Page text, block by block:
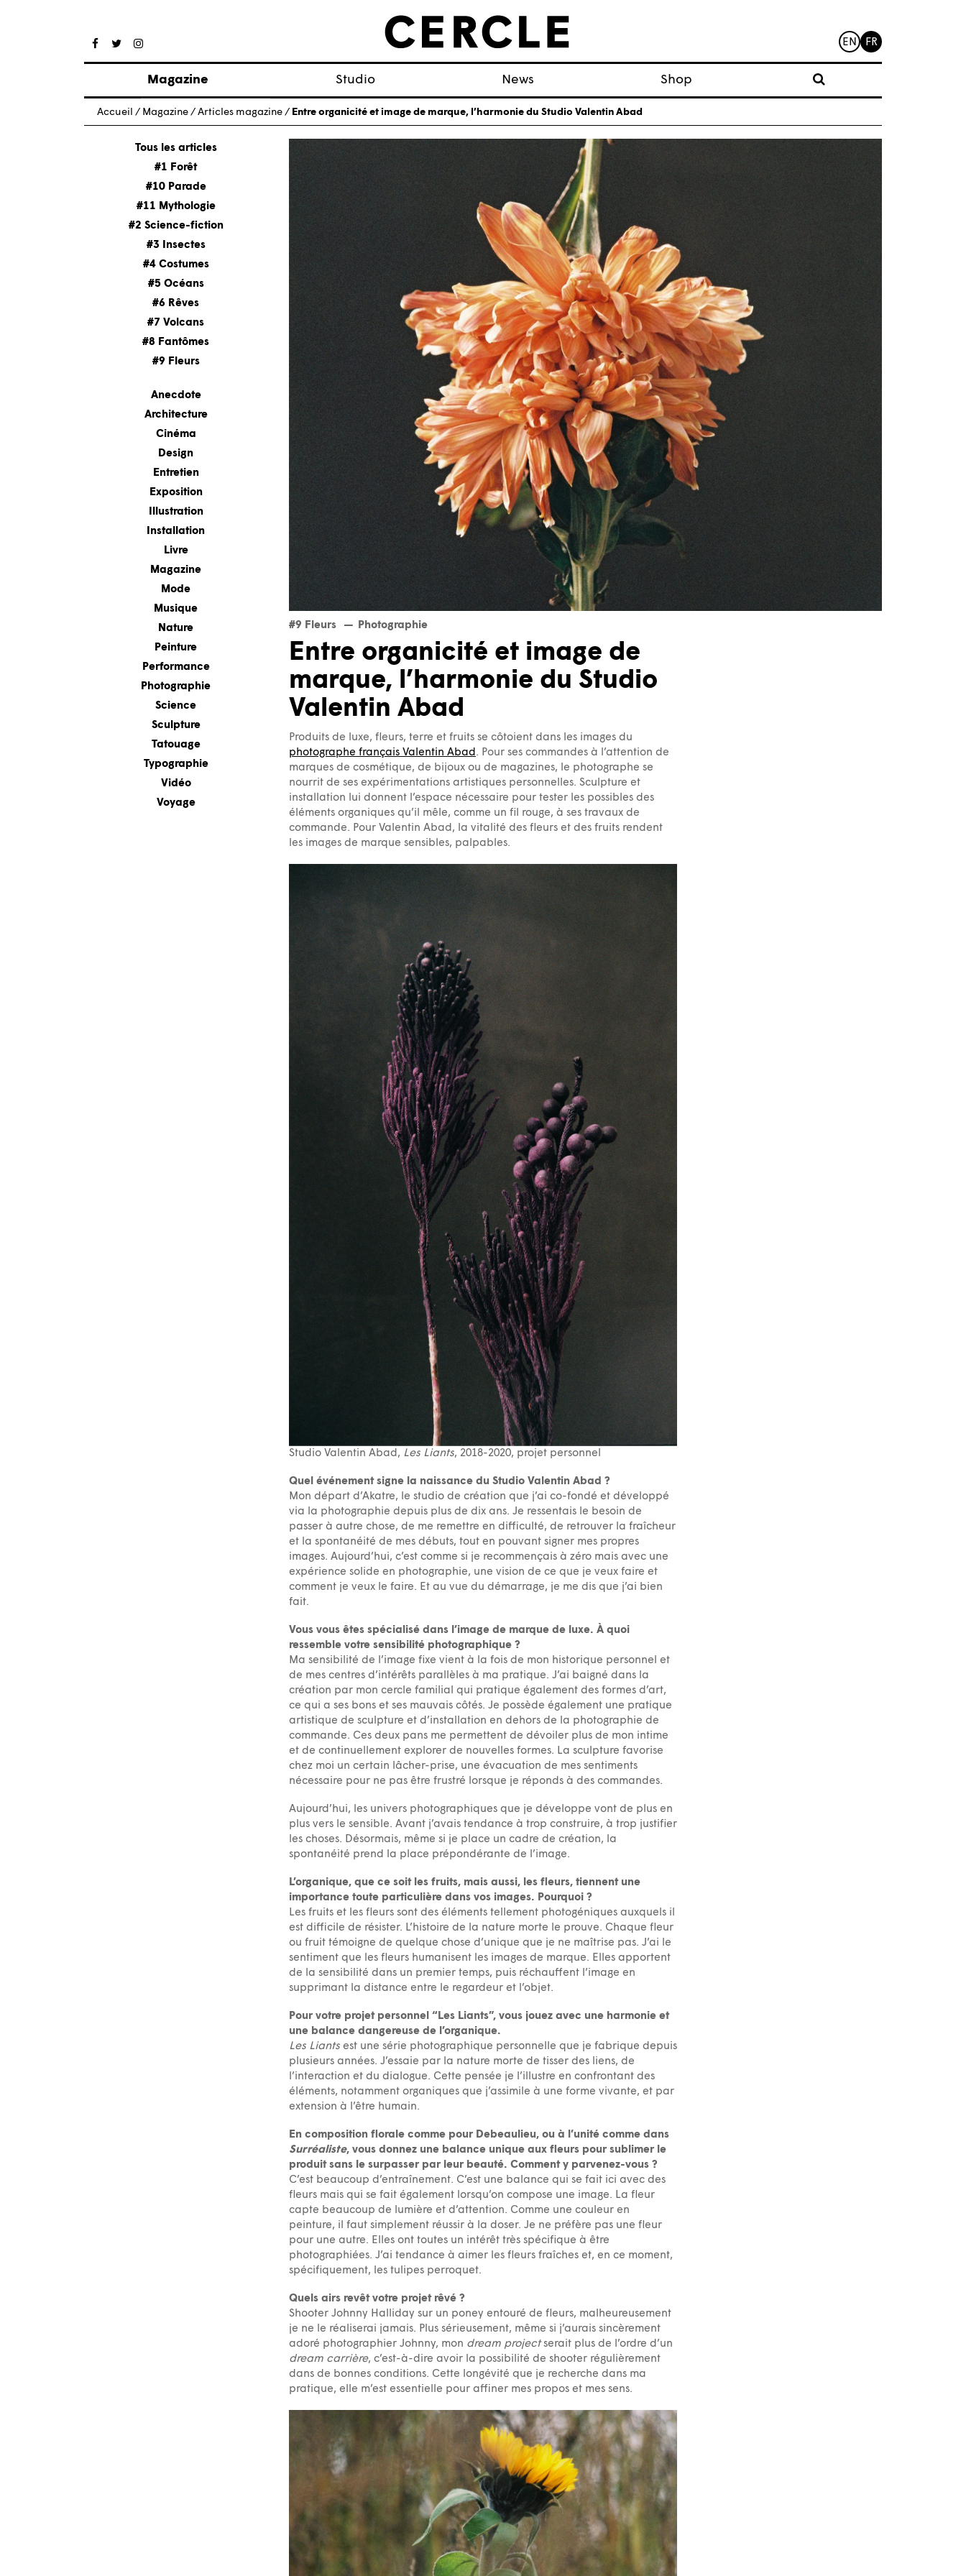
EN FR
Magazine
Articles
À propos
Numéros
Studio News Shop
Accueil / Magazine / Articles magazine / Entre organicité et image de marque, l’harmonie du Studio Valentin Abad
Tous les articles
#1 Forêt
#10 Parade
#11 Mythologie
#2 Science-fiction
#3 Insectes
#4 Costumes
#5 Océans
#6 Rêves
#7 Volcans
#8 Fantômes
#9 Fleurs
Anecdote
Architecture
Cinéma
Design
Entretien
Exposition
Illustration
Installation
Livre
Magazine
Mode
Musique
Nature
Peinture
Performance
Photographie
Science
Sculpture
Tatouage
Typographie
Vidéo
Voyage
#9 Fleurs Photographie
Entre organicité et image de
marque, l’harmonie du Studio
Valentin Abad
Produits de luxe, fleurs, terre et fruits se côtoient dans les images du
photographe français Valentin Abad . Pour ses commandes à l’attention de
marques de cosmétique, de bijoux ou de magazines, le photographe se
nourrit de ses expérimentations artistiques personnelles. Sculpture et
installation lui donnent l’espace nécessaire pour tester les possibles des
éléments organiques qu’il mêle, comme un fil rouge, à ses travaux de
commande. Pour Valentin Abad, la vitalité des fleurs et des fruits rendent
les images de marque sensibles, palpables.
Studio Valentin Abad, Les Liants, 2018-2020, projet personnel
Quel événement signe la naissance du Studio Valentin Abad ?
Mon départ d’Akatre, le studio de création que j’ai co-fondé et développé
via la photographie depuis plus de dix ans. Je ressentais le besoin de
passer à autre chose, de me remettre en difficulté, de retrouver la fraîcheur
et la spontanéité de mes débuts, tout en pouvant signer mes propres
images. Aujourd’hui, c’est comme si je recommençais à zéro mais avec une
expérience solide en photographie, une vision de ce que je veux faire et
comment je veux le faire. Et au vue du démarrage, je me dis que j’ai bien
fait.
Vous vous êtes spécialisé dans l’image de marque de luxe. À quoi
ressemble votre sensibilité photographique ?
Ma sensibilité de l’image fixe vient à la fois de mon historique personnel et
de mes centres d’intérêts parallèles à ma pratique. J’ai baigné dans la
création par mon cercle familial qui pratique également des formes d’art,
ce qui a ses bons et ses mauvais côtés. Je possède également une pratique
artistique de sculpture et d’installation en dehors de la photographie de
commande. Ces deux pans me permettent de dévoiler plus de mon intime
et de continuellement explorer de nouvelles formes. La sculpture favorise
chez moi un certain lâcher-prise, une évacuation de mes sentiments
nécessaire pour ne pas être frustré lorsque je réponds à des commandes.
Aujourd’hui, les univers photographiques que je développe vont de plus en
plus vers le sensible. Avant j’avais tendance à trop construire, à trop justifier
les choses. Désormais, même si je place un cadre de création, la
spontanéité prend la place prépondérante de l’image.
L’organique, que ce soit les fruits, mais aussi, les fleurs, tiennent une
importance toute particulière dans vos images. Pourquoi ?
Les fruits et les fleurs sont des éléments tellement photogéniques auxquels il
est difficile de résister. L’histoire de la nature morte le prouve. Chaque fleur
ou fruit témoigne de quelque chose d’unique que je ne maîtrise pas. J’ai le
sentiment que les fleurs humanisent les images de marque. Elles apportent
de la sensibilité dans un premier temps, puis réchauffent l’image en
supprimant la distance entre le regardeur et l’objet.
Pour votre projet personnel “Les Liants”, vous jouez avec une harmonie et
une balance dangereuse de l’organique.
Les Liants est une série photographique personnelle que je fabrique depuis
plusieurs années. J’essaie par la nature morte de tisser des liens, de
l’interaction et du dialogue. Cette pensée je l’illustre en confrontant des
éléments, notamment organiques que j’assimile à une forme vivante, et par
extension à l’être humain.
En composition florale comme pour Debeaulieu, ou à l’unité comme dans
Surréaliste, vous donnez une balance unique aux fleurs pour sublimer le
produit sans le surpasser par leur beauté. Comment y parvenez-vous ?
C’est beaucoup d’entraînement. C’est une balance qui se fait ici avec des
fleurs mais qui se fait également lorsqu’on compose une image. La fleur
capte beaucoup de lumière et d’attention. Comme une couleur en
peinture, il faut simplement réussir à la doser. Je ne préfère pas une fleur
pour une autre. Elles ont toutes un intérêt très spécifique à être
photographiées. J’ai tendance à aimer les fleurs fraîches et, en ce moment,
spécifiquement, les tulipes perroquet.
Quels airs revêt votre projet rêvé ?
Shooter Johnny Halliday sur un poney entouré de fleurs, malheureusement
je ne le réaliserai jamais. Plus sérieusement, même si j’aurais sincèrement
adoré photographier Johnny, mon dream projectserait plus de l’ordre d’un
dream carrière, c’est-à-dire avoir la possibilité de shooter régulièrement
dans de bonnes conditions. Cette longévité que je recherche dans ma
pratique, elle m’est essentielle pour affiner mes propos et mes sens.